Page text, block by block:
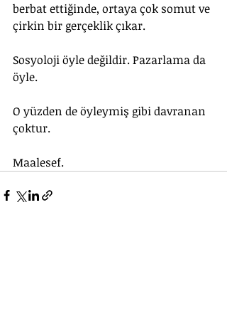
berbat ettiğinde, ortaya çok somut ve
çirkin bir gerçeklik çıkar.
Sosyoloji öyle değildir. Pazarlama da
öyle.
O yüzden de öyleymiş gibi davranan
çoktur.
Maalesef.